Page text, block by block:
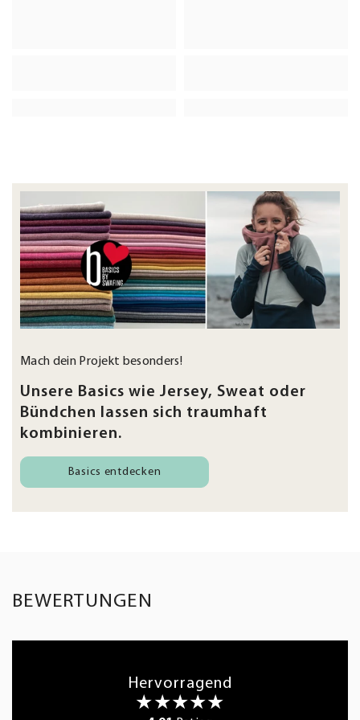
Mach dein Projekt besonders!
Unsere Basics wie Jersey, Sweat oder
Bündchen lassen sich traumhaft
kombinieren.
Basics entdecken
BEWERTUNGEN
Hervorragend